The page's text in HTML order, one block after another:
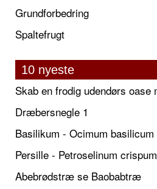
Grundforbedring
Spaltefrugt
10 nyeste
Dræbersnegle 1
Basilikum - Ocimum basilicum
Persille - Petroselinum crispum
Abebrødstræ se Baobabtræ